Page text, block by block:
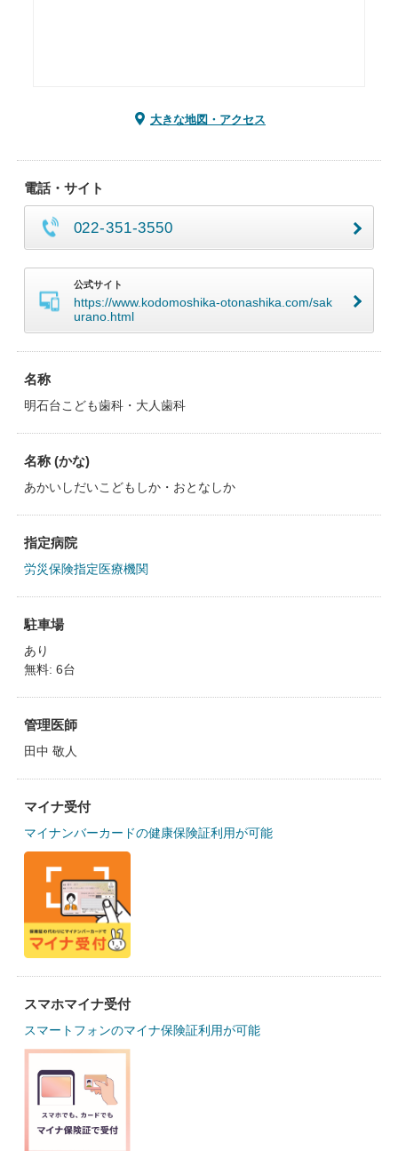
大きな地図・アクセス
電話・サイト
022-351-3550
公式サイト
https://www.kodomoshika-otonashika.com/sak
urano.html
名称
明石台こども歯科・大人歯科
名称 (かな)
あかいしだいこどもしか・おとなしか
指定病院
労災保険指定医療機関
駐車場
あり
無料: 6台
管理医師
田中 敬人
マイナ受付
マイナンバーカードの健康保険証利用が可能
スマホマイナ受付
スマートフォンのマイナ保険証利用が可能